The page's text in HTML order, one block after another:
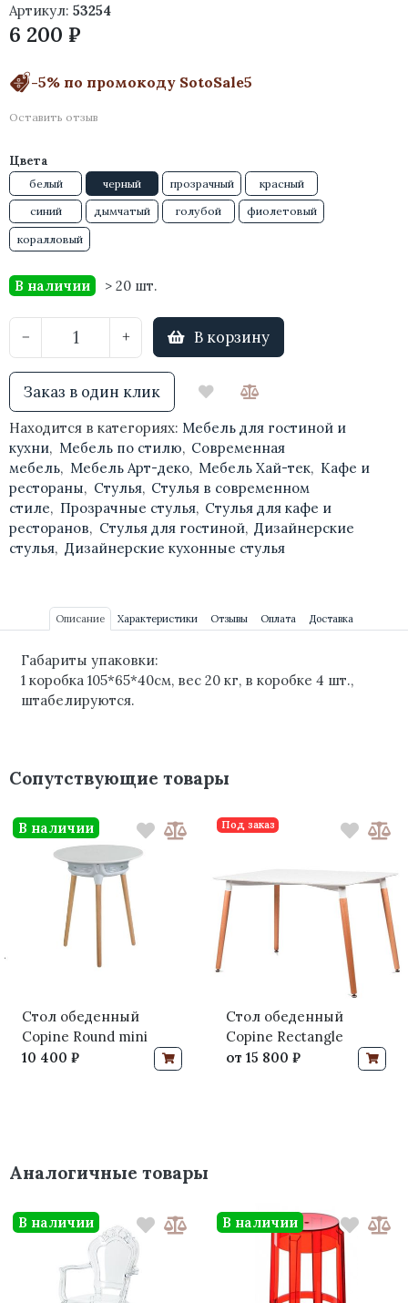
Артикул: 53254
6 200 ₽
-5% по промокоду SotoSale5
Оставить отзыв
Цвета
белый черный прозрачный красный
синий дымчатый голубой фиолетовый
коралловый
В наличии > 20 шт.
− + В корзину
Заказ в один клик
Находится в категориях: Мебель для гостиной и
кухни, Мебель по стилю, Современная
мебель, Мебель Арт-деко, Мебель Хай-тек, Кафе и
рестораны, Стулья, Стулья в современном
стиле, Прозрачные стулья, Стулья для кафе и
ресторанов, Стулья для гостиной, Дизайнерские
стулья, Дизайнерские кухонные стулья
Описание Характеристики Отзывы Оплата Доставка
Габариты упаковки:
1 коробка 105*65*40см, вес 20 кг, в коробке 4 шт.,
штабелируются.
Сопутствующие товары
Стол обеденный
Copine Round mini
10 400 ₽
В наличии
Стол обеденный
Copine Rectangle
от 15 800 ₽
Под заказ
Аналогичные товары
В наличии В наличии